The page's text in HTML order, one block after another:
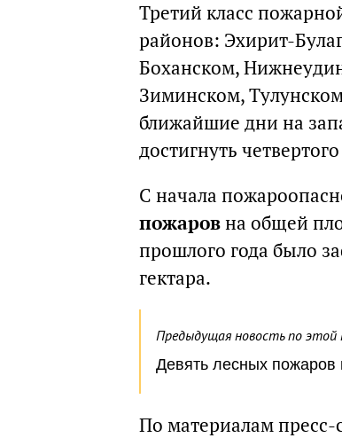
Третий класс
районов: Эхирит-
Боханском,
Зиминском,
ближайшие дни на
достигнуть
С начала
пожаровна общей
прошлого года было
гектара.
Предыдущая новость по
Девять лесных пожаров
По материалам пресс-